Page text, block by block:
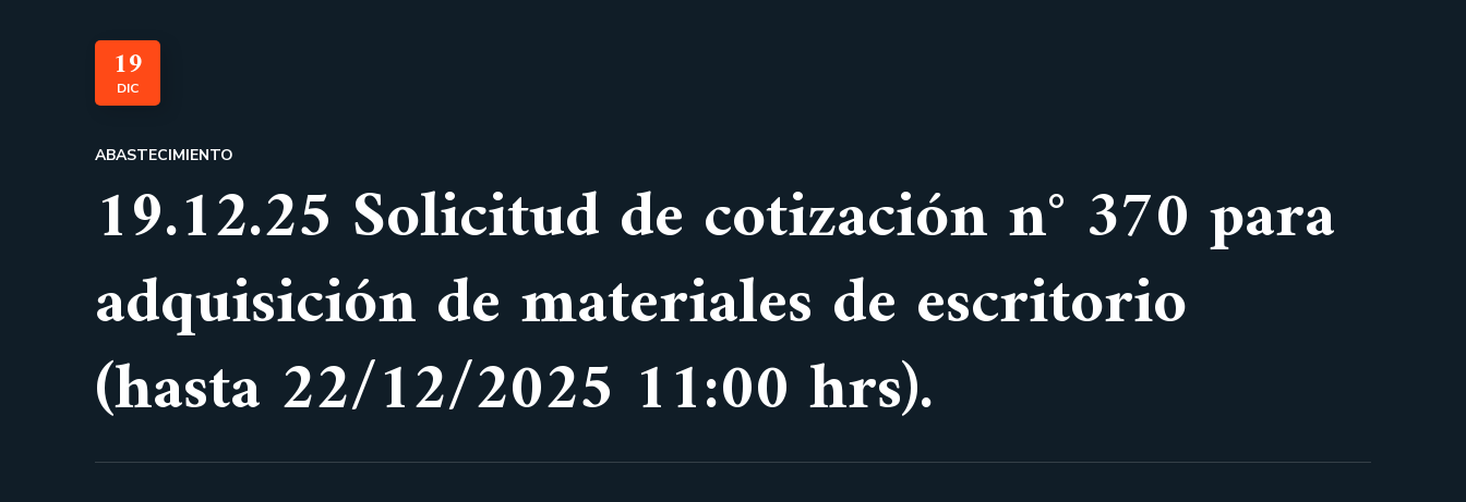
19
DIC
ABASTECIMIENTO
19.12.25 Solicitud de cotización n° 370 para
adquisición de materiales de escritorio
(hasta 22/12/2025 11:00 hrs).